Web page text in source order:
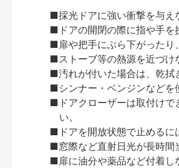
■採光ドアに強い衝撃を与え
■ドアの開閉の際に指や手を
■扉や把手にぶら下がったり
■ストーブ等の熱源を近づけ
■汚れが付いた場合は、乾拭
■シンナー・ベンジンなどを
■ドアクローザーは取付けで
い。
■ドアを開放状態で止めるに
■窓際など直射日光が長時間
■扉に油分や薬品など付着し